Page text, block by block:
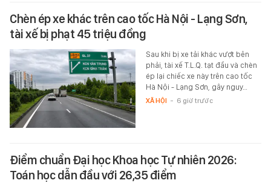
Chèn ép xe khác trên cao tốc Hà Nội - Lạng Sơn,
tài xế bị phạt 45 triệu đồng
Sau khi bị xe tải khác vượt bên
phải, tài xế T.L.Q. tạt đầu và chèn
ép lại chiếc xe này trên cao tốc
Hà Nội - Lạng Sơn, gây nguy…
XÃ HỘI - 6 giờ trước
Điểm chuẩn Đại học Khoa học Tự nhiên 2026:
Toán học dẫn đầu với 26,35 điểm